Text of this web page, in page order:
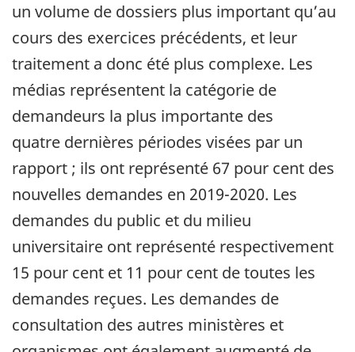
un volume de dossiers plus important qu’au
cours des exercices précédents, et leur
traitement a donc été plus complexe. Les
médias représentent la catégorie de
demandeurs la plus importante des
quatre dernières périodes visées par un
rapport ; ils ont représenté 67 pour cent des
nouvelles demandes en 2019-2020. Les
demandes du public et du milieu
universitaire ont représenté respectivement
15 pour cent et 11 pour cent de toutes les
demandes reçues. Les demandes de
consultation des autres ministères et